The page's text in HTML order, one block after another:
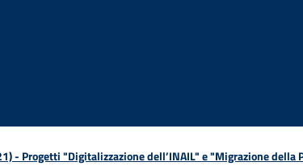
- Progetti "Digitalizzazione dell’INAIL" e "Migrazione della